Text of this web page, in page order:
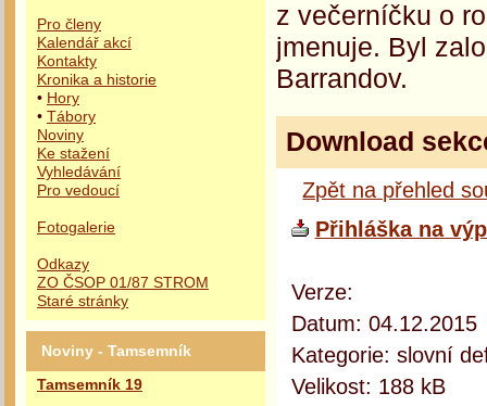
Pro členy
Kalendář akcí
Kontakty
Kronika a historie
• Hory
• Tábory
Noviny
Ke stažení
Vyhledávání
Pro vedoucí
Fotogalerie
Odkazy
ZO ČSOP 01/87 STROM
Staré stránky
Noviny - Tamsemník
Tamsemník 19
z večerníčku o
jmenuje. Byl
Barrandov.
Download
Zpět na přehled
Přihláška na
Verze:
Datum: 04.12.2015
Kategorie: slovní
Velikost: 188 kB